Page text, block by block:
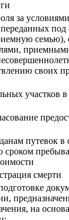
за
под
семью),
своих
участков в
путевок в
сроком
смерти
на